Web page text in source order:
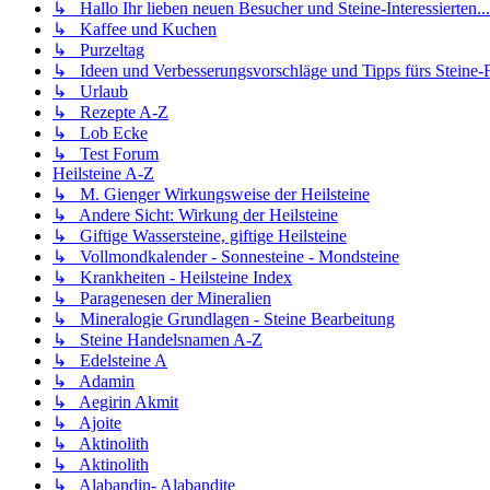
↳ Hallo Ihr lieben neuen Besucher und Steine-
↳ Kaffee und Kuchen
↳ Purzeltag
↳ Ideen und Verbesserungsvorschläge und Tipps fürs Steine-
↳ Urlaub
↳ Rezepte A-Z
↳ Lob Ecke
↳ Test Forum
Heilsteine A-Z
↳ M. Gienger Wirkungsweise der Heilsteine
↳ Andere Sicht: Wirkung der Heilsteine
↳ Giftige Wassersteine, giftige Heilsteine
↳ Vollmondkalender - Sonnesteine - Mondsteine
↳ Krankheiten - Heilsteine Index
↳ Paragenesen der Mineralien
↳ Mineralogie Grundlagen - Steine Bearbeitung
↳ Steine Handelsnamen A-Z
↳ Edelsteine A
↳ Adamin
↳ Aegirin Akmit
↳ Ajoite
↳ Aktinolith
↳ Aktinolith
↳ Alabandin- Alabandite